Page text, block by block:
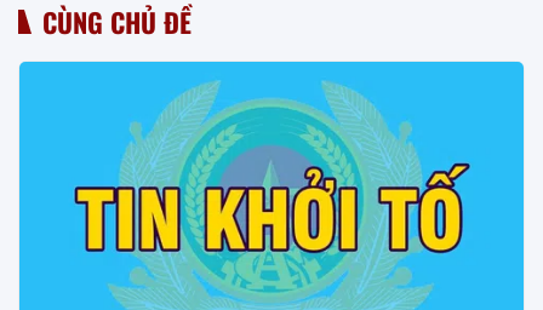
CÙNG CHỦ ĐỀ